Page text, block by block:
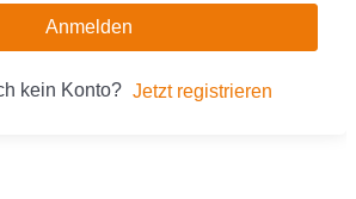
Anmelden
kein Konto? Jetzt registrieren